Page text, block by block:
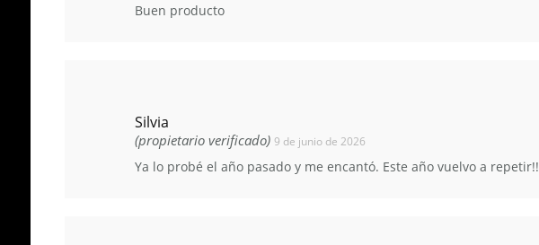
Buen producto
Silvia
(propietario verificado) 9 de junio de 2026
Ya lo probé el año pasado y me encantó. Este año vuelvo a repetir!!